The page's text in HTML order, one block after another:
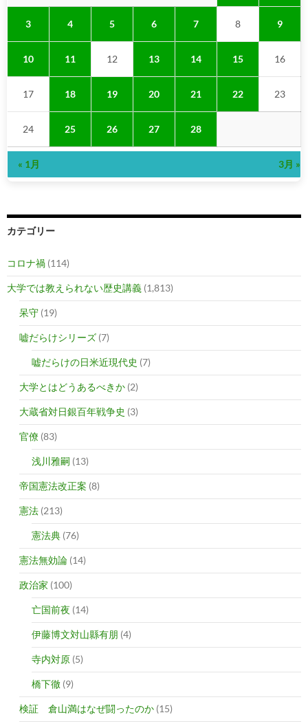
3 4 5 6 7 8 9
10 11 12 13 14 15 16
17 18 19 20 21 22 23
24 25 26 27 28
« 1月 3月 »
カテゴリー
コロナ禍 (114)
大学では教えられない歴史講義 (1,813)
呆守 (19)
嘘だらけシリーズ (7)
嘘だらけの日米近現代史 (7)
大学とはどうあるべきか (2)
大蔵省対日銀百年戦争史 (3)
官僚 (83)
浅川雅嗣 (13)
帝国憲法改正案 (8)
憲法 (213)
憲法典 (76)
憲法無効論 (14)
政治家 (100)
亡国前夜 (14)
伊藤博文対山縣有朋 (4)
寺内対原 (5)
橋下徹 (9)
検証 倉山満はなぜ闘ったのか (15)